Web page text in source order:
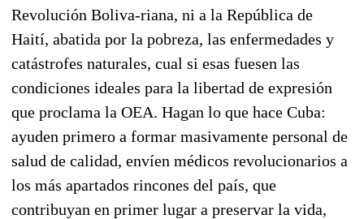
Revolución Boliva-riana, ni a la República de
Haití, abatida por la pobreza, las enfermedades y
catástrofes naturales, cual si esas fuesen las
condiciones ideales para la libertad de expresión
que proclama la OEA. Hagan lo que hace Cuba:
ayuden primero a formar masivamente personal de
salud de calidad, envíen médicos revolucionarios a
los más apartados rincones del país, que
contribuyan en primer lugar a preservar la vida,